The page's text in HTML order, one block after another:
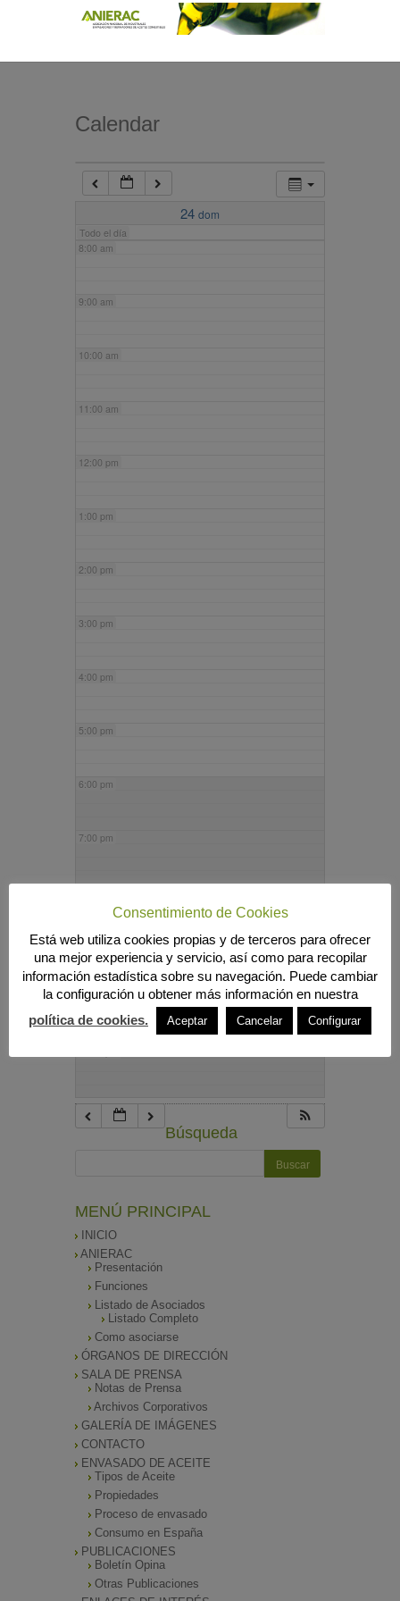
Calendar
24 dom
Todo el día
7:00 am
8:00 am
9:00 am
10:00 am
11:00 am
12:00 pm
1:00 pm
2:00 pm
3:00 pm
4:00 pm
5:00 pm
6:00 pm
7:00 pm
9:00 pm
10:00 pm
Búsqueda
MENÚ PRINCIPAL
INICIO
ANIERAC
Presentación
Funciones
Listado de Asociados
Listado Completo
Como asociarse
ÓRGANOS DE DIRECCIÓN
SALA DE PRENSA
Notas de Prensa
Archivos Corporativos
GALERÍA DE IMÁGENES
CONTACTO
ENVASADO DE ACEITE
Tipos de Aceite
Propiedades
Proceso de envasado
Consumo en España
PUBLICACIONES
Boletín Opina
Otras Publicaciones
Consentimiento de Cookies
Está web utiliza cookies propias y de terceros para ofrecer
una mejor experiencia y servicio, así como para recopilar
información estadística sobre su navegación. Puede cambiar
la configuración u obtener más información en nuestra
política de cookies.
Aceptar Cancelar Configurar